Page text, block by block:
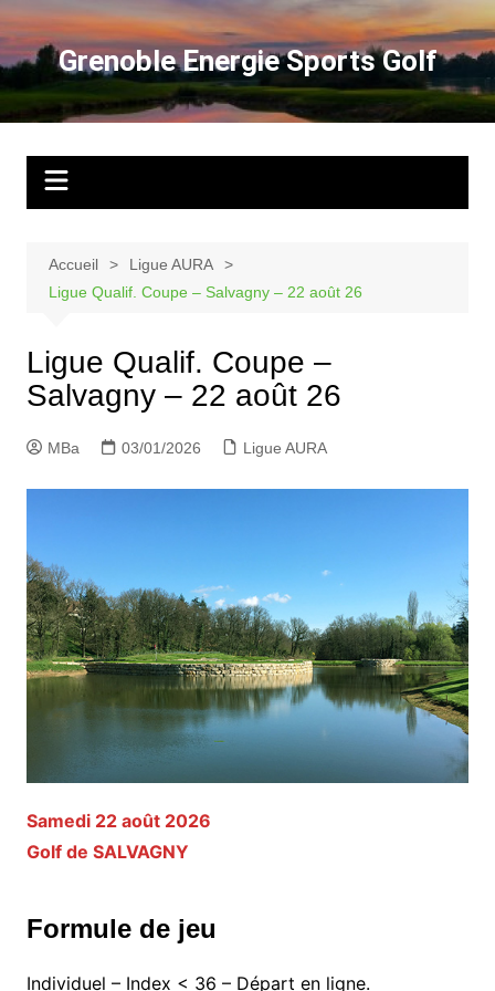
Aller
au
contenuGrenoble Energie Sports Golf
Accueil
Ligue AURA
Ligue Qualif. Coupe – Salvagny – 22 août 26
Ligue Qualif. Coupe –
Salvagny – 22 août 26
MBa 03/01/2026 Ligue AURA
Samedi 22 août 2026
Golf de SALVAGNY
Formule de jeu
Individuel – Index < 36 – Départ en ligne.